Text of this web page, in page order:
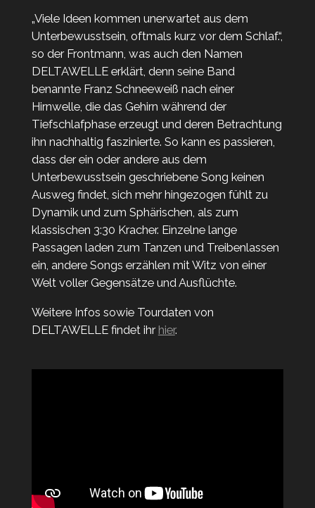
„Viele Ideen kommen unerwartet aus dem
Unterbewusstsein, oftmals kurz vor dem Schlaf.“,
so der Frontmann, was auch den Namen
DELTAWELLE erklärt, denn seine Band
benannte Franz Schneeweiß nach einer
Hirnwelle, die das Gehirn während der
Tiefschlafphase erzeugt und deren Betrachtung
ihn nachhaltig faszinierte. So kann es passieren,
dass der ein oder andere aus dem
Unterbewusstsein geschriebene Song keinen
Ausweg findet, sich mehr hingezogen fühlt zu
Dynamik und zum Sphärischen, als zum
klassischen 3:30 Kracher. Einzelne lange
Passagen laden zum Tanzen und Treibenlassen
ein, andere Songs erzählen mit Witz von einer
Welt voller Gegensätze und Ausflüchte.
Weitere Infos sowie Tourdaten von
DELTAWELLE findet ihr hier.